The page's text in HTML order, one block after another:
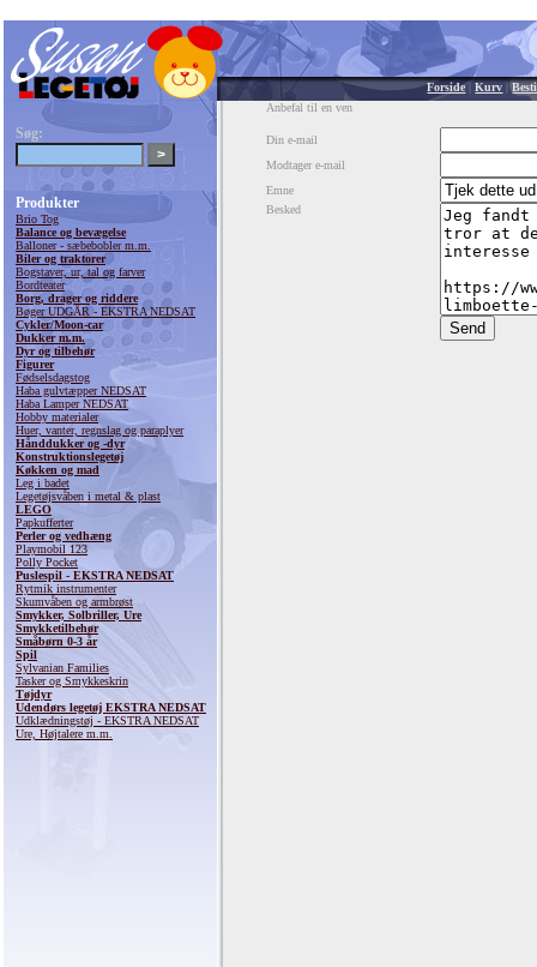
Forside|Kurv |
Søg:
Produkter
Brio Tog
Balance og bevægelse
Balloner - sæbebobler m.m.
Biler og traktorer
Bogstaver, ur, tal og farver
Bordteater
Borg, drager og riddere
Bøger UDGÅR - EKSTRA NEDSAT
Cykler/Moon-car
Dukker m.m.
Dyr og tilbehør
Figurer
Fødselsdagstog
Haba gulvtæpper NEDSAT
Haba Lamper NEDSAT
Hobby materialer
Huer, vanter, regnslag og paraplyer
Hånddukker og -dyr
Konstruktionslegetøj
Køkken og mad
Leg i badet
Legetøjsvåben i metal & plast
LEGO
Papkufferter
Perler og vedhæng
Playmobil 123
Polly Pocket
Puslespil - EKSTRA NEDSAT
Rytmik instrumenter
Skumvåben og armbrøst
Smykker, Solbriller, Ure
Smykketilbehør
Småbørn 0-3 år
Spil
Sylvanian Families
Tasker og Smykkeskrin
Tøjdyr
Udendørs legetøj EKSTRA NEDSAT
Udklædningstøj - EKSTRA NEDSAT
Ure, Højtalere m.m.
Anbefal til en ven
Din e-mail
Modtager e-mail
Emne
Besked